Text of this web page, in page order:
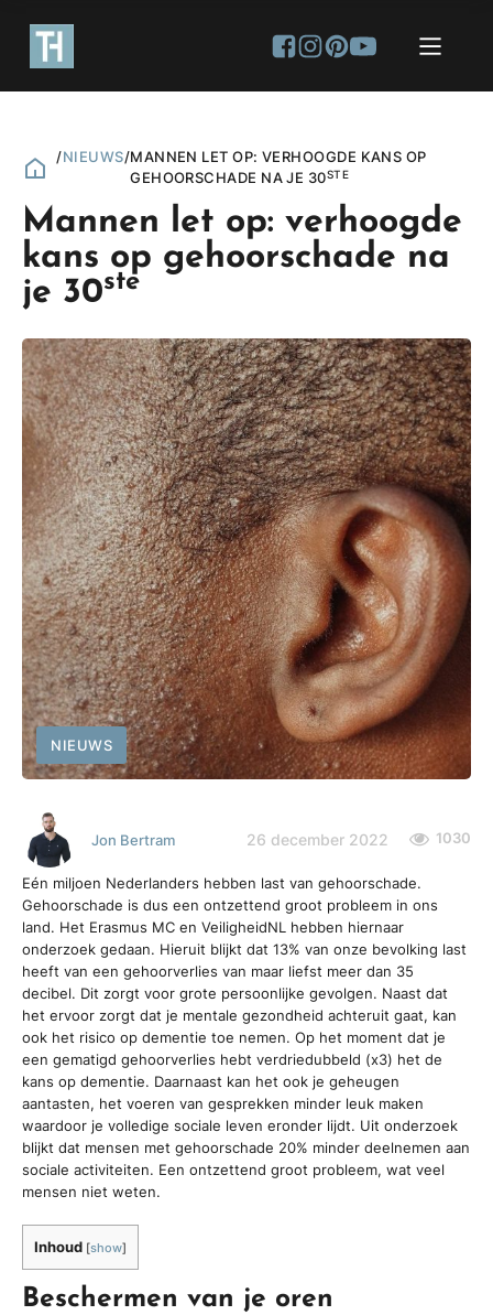
/NIEUWS/MANNEN LET OP: VERHOOGDE KANS OP
GEHOORSCHADE NA JE 30STE
Mannen let op: verhoogde
kans op gehoorschade na
je 30ste
NIEUWS
Jon Bertram 26 december 2022 1030
Eén miljoen Nederlanders hebben last van gehoorschade.
Gehoorschade is dus een ontzettend groot probleem in ons
land. Het Erasmus MC en VeiligheidNL hebben hiernaar
onderzoek gedaan. Hieruit blijkt dat 13% van onze bevolking last
heeft van een gehoorverlies van maar liefst meer dan 35
decibel. Dit zorgt voor grote persoonlijke gevolgen. Naast dat
het ervoor zorgt dat je mentale gezondheid achteruit gaat, kan
ook het risico op dementie toe nemen. Op het moment dat je
een gematigd gehoorverlies hebt verdriedubbeld (x3) het de
kans op dementie. Daarnaast kan het ook je geheugen
aantasten, het voeren van gesprekken minder leuk maken
waardoor je volledige sociale leven eronder lijdt. Uit onderzoek
blijkt dat mensen met gehoorschade 20% minder deelnemen aan
sociale activiteiten. Een ontzettend groot probleem, wat veel
mensen niet weten.
Inhoud [show]
Beschermen van je oren